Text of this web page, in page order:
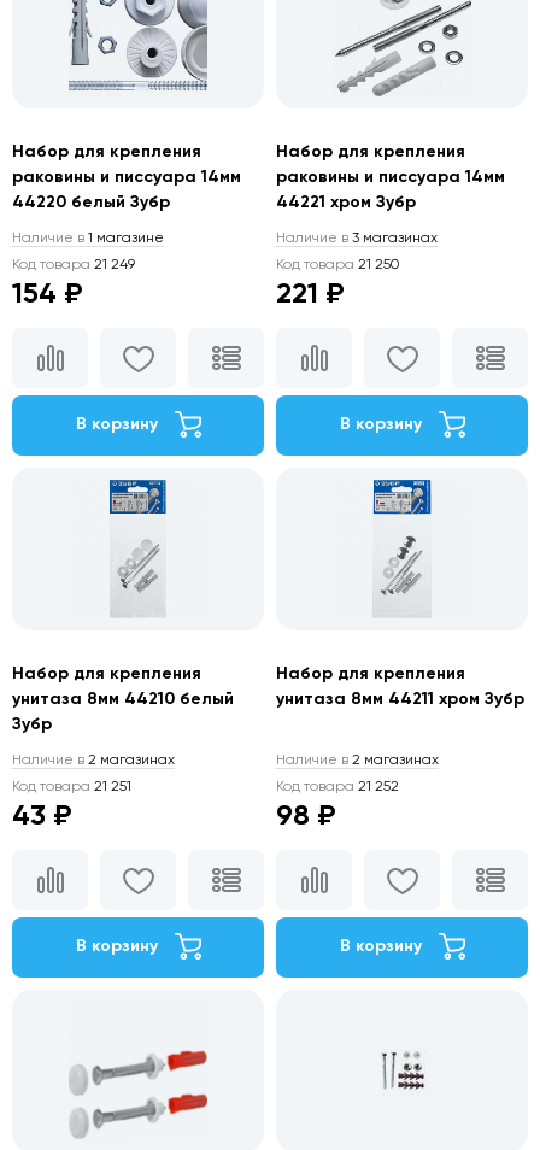
Набор для крепления
раковины и писсуара 14мм
44220 белый Зубр
Наличие в 1 магазине
Код товара 21 249
154 ₽
В корзину
Набор для крепления
раковины и писсуара 14мм
44221 хром Зубр
Наличие в 3 магазинах
Код товара 21 250
221 ₽
В корзину
Набор для крепления
унитаза 8мм 44210 белый
Зубр
Наличие в 2 магазинах
Код товара 21 251
43 ₽
В корзину
Набор для крепления
унитаза 8мм 44211 хром Зубр
Наличие в 2 магазинах
Код товара 21 252
98 ₽
В корзину